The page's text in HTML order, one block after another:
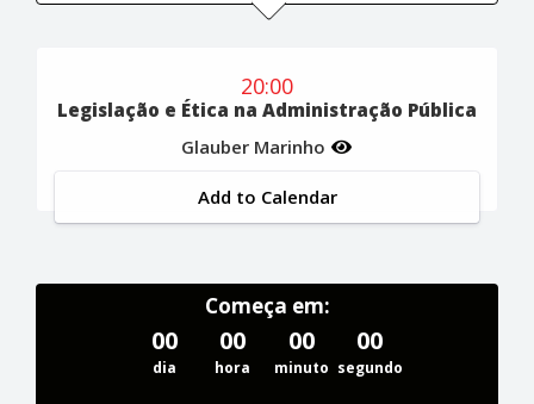
20:00
Legislação e Ética na Administração Pública
Glauber Marinho
Add to Calendar
Começa em:
00
dia
00
hora
00
minuto
00
segundo